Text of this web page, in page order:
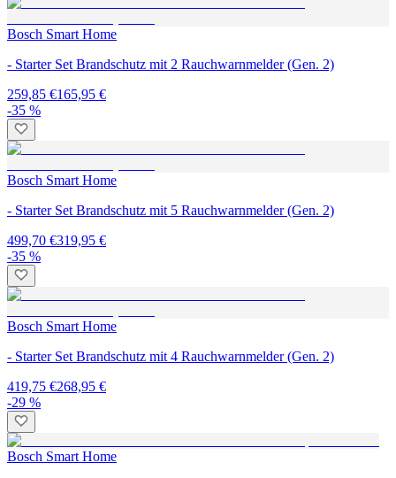
Bosch Smart Home
- Starter Set Brandschutz mit 2 Rauchwarnmelder (Gen. 2)
259,85 €165,95 €
-35 %
Bosch Smart Home
- Starter Set Brandschutz mit 5 Rauchwarnmelder (Gen. 2)
499,70 €319,95 €
-35 %
Bosch Smart Home
- Starter Set Brandschutz mit 4 Rauchwarnmelder (Gen. 2)
419,75 €268,95 €
-29 %
Bosch Smart Home